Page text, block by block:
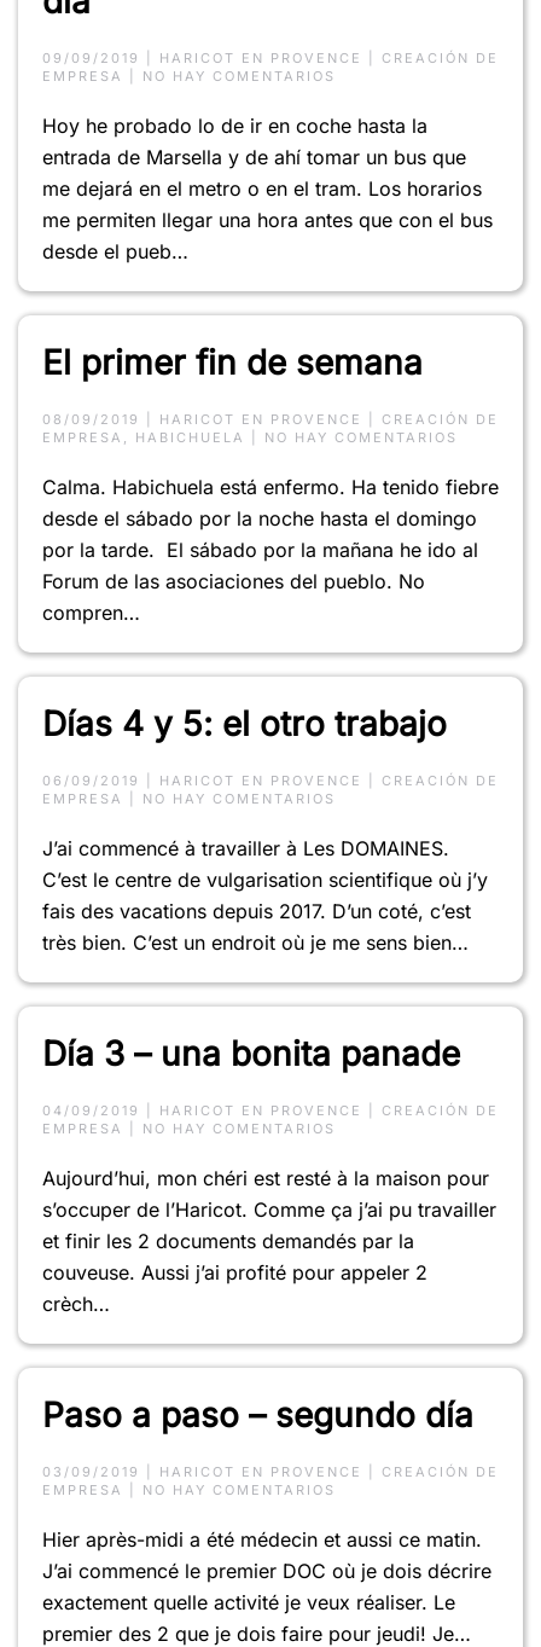
09/09/2019 HARICOT EN PROVENCE
CREACIÓN DE
EMPRESA
NO HAY COMENTARIOS
PRIMER
Hoy he probado lo de ir en coche hasta la
entrada de Marsella y de ahí tomar un bus que
me dejará en el metro o en el tram. Los horarios
me permiten llegar una hora antes que con el bus
desde el pueb…
El primer fin de semana
08/09/2019 HARICOT EN PROVENCE
CREACIÓN DE
EMPRESA , HABICHUELA NO HAY COMENTARIOS
FIN
SEMANA
Calma. Habichuela está enfermo. Ha tenido fiebre
desde el sábado por la noche hasta el domingo
por la tarde. El sábado por la mañana he ido al
Forum de las asociaciones del pueblo. No
compren…
Días 4 y 5: el otro trabajo
06/09/2019 HARICOT EN PROVENCE
CREACIÓN DE
EMPRESA
NO HAY COMENTARIOS
Y
5:
EL
OTRO
TRABAJO
J’ai commencé à travailler à Les DOMAINES.
C’est le centre de vulgarisation scientifique où j’y
fais des vacations depuis 2017. D’un coté, c’est
très bien. C’est un endroit où je me sens bien…
Día 3 – una bonita panade
04/09/2019 HARICOT EN PROVENCE
CREACIÓN DE
EMPRESA
NO HAY COMENTARIOS
–
UNA
BONITA
PANADE
Aujourd’hui, mon chéri est resté à la maison pour
s’occuper de l’Haricot. Comme ça j’ai pu travailler
et finir les 2 documents demandés par la
couveuse. Aussi j’ai profité pour appeler 2
crèch…
Paso a paso – segundo día
03/09/2019 HARICOT EN PROVENCE
CREACIÓN DE
EMPRESA
NO HAY COMENTARIOS
PASO
SEGUNDO
DÍA
Hier après-midi a été médecin et aussi ce matin.
J’ai commencé le premier DOC où je dois décrire
exactement quelle activité je veux réaliser. Le
premier des 2 que je dois faire pour jeudi! Je…